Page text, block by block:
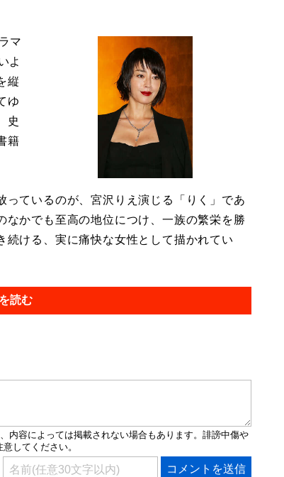
マ
よ
縦
ゆ
史
籍
ているのが、宮沢りえ演じる「りく」であ
かでも至高の地位につけ、一族の繁栄を勝
ける、実に痛快な女性として描かれてい
読む